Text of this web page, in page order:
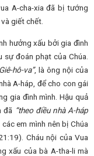
A-cha-xia đã bị tướng
giết chết.
hưởng xấu bởi gia đình
sự đoán phạt của Chúa.
hô-va”, là ông nội của
A-háp, để cho con gái
gia đình mình. Hậu quả
đã “theo điều nhà A-háp
em mình nên bị Chúa
Cháu nội của Vua
xấu của bà A-tha-li mà